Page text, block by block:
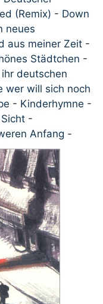
(Remix) - Down
neues
aus meiner Zeit -
Städtchen -
deutschen
wer will sich noch
- Kinderhymne -
-
Anfang -